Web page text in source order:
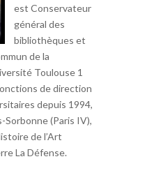
est Conservateur
général des
bibliothèques et
de la
Toulouse 1
de direction
depuis 1994,
Sorbonne (Paris IV),
de l’Art
La Défense.